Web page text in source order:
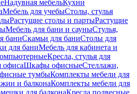
Надувная мебельКухни
Мебель для учебыСтолы, стулья
Растущие столы и партыРастущие
Мебель для бани и сауныСтулья,
баниСкамьи для баниСтолы для
для баниМебель для кабинета и
Кресла, стулья для
офисаШкафы офисныеСтеллажи,
тумбыКомплекты мебели для
и балконаКомплекты мебели для
для балконаКресла подвесные,